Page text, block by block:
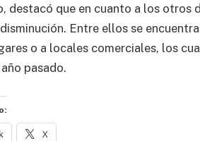
destacó que en cuanto a los otros
Entre ellos se
o a locales comerciales, los
pasado.
X